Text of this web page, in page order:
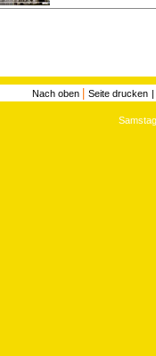
Nach oben Seite drucken